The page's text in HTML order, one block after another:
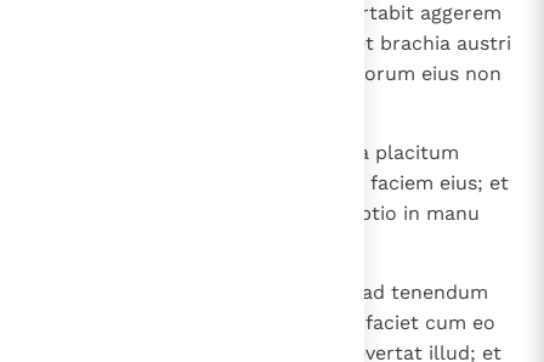
Et veniet rex aquilonis et comportabit aggerem
et capiet urbem munitissimam; et brachia austri
non sustinebunt, et populo electorum eius non
Et faciet veniens super eum iuxta placitum
suum, et non erit qui stet contra faciem eius; et
stabit in terra inclita, et consumptio in manu
Et ponet faciem suam, ut veniat ad tenendum
universum regnum eius, et recta faciet cum eo
et filiam feminarum dabit ei, ut evertat illud; et